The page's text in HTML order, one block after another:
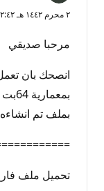
٢ محرم ١٤٤٢ هـ ٢:٤٢ م
مرحبا صديقي
بملف تم انشاءه
تحميل ملف فارغ